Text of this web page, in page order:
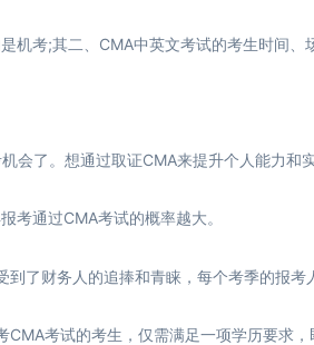
考;其二、CMA中英文考试的考生时间、
了。想通过取证CMA来提升个人能力和
考通过CMA考试的概率越大。
到了财务人的追捧和青睐，每个考季的报考
考试的考生，仅需满足一项学历要求，